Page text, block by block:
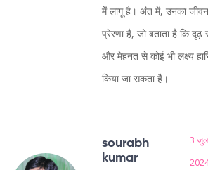
में लागू है। अंत में, उनका
प्रेरणा है, जो बताता है कि
और मेहनत से कोई भी लक्ष्य
किया जा सकता है।
sourabh
kumar
3